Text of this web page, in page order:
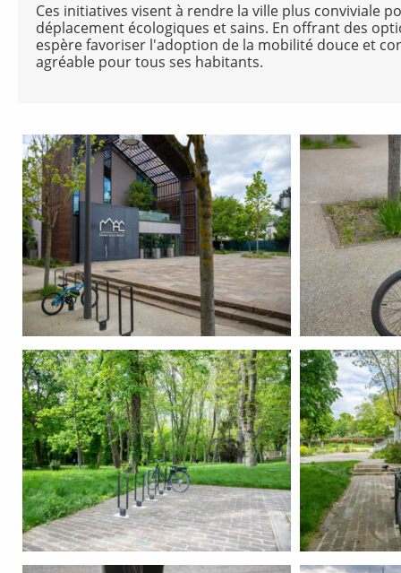
Ces initiatives visent à rendre la ville plus conviviale
déplacement écologiques et sains. En offrant des
espère favoriser l'adoption de la mobilité douce et
agréable pour tous ses habitants.